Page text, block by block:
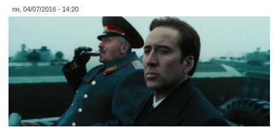
пн, 04/07/2016 - 14:20